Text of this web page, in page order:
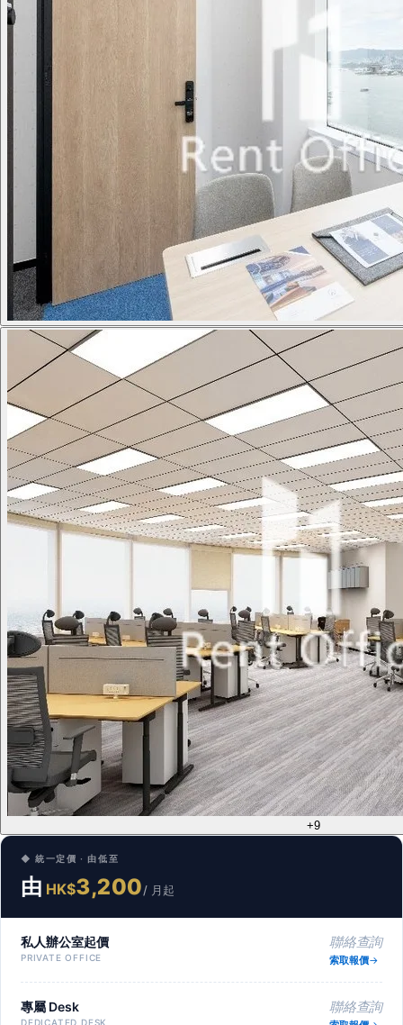
+9
◆ 統一定價 · 由低至
由 HK$3,200/ 月起
私人辦公室起價
PRIVATE OFFICE
聯絡查詢
索取報價
專屬 Desk
DEDICATED DESK
聯絡查詢